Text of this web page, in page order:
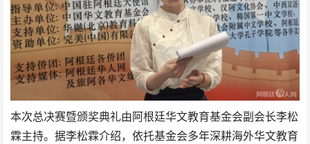
本次总决赛暨颁奖典礼由阿根廷华文教育基金会副会长李松
霖主持。据李松霖介绍，依托基金会多年深耕海外华文教育